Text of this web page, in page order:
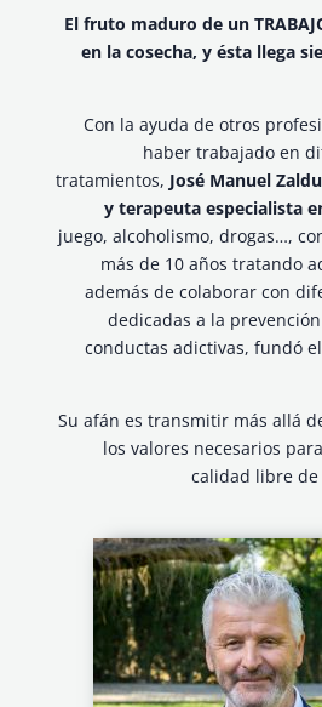
El fruto maduro de un
en la cosecha, y ésta llega
Con la ayuda de otros
haber trabajado en
tratamientos, José Manuel
y terapeuta especialista
juego, alcoholismo, drogas…,
más de 10 años tratando
además de colaborar con
dedicadas a la
conductas adictivas, fundó
Su afán es transmitir más allá
los valores necesarios
calidad libre de